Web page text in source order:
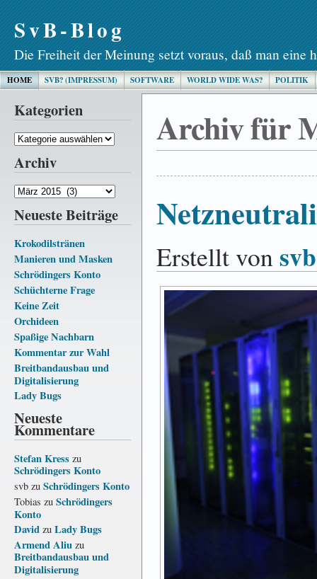
SvB-Blog
Die Freiheit der Meinung setzt voraus, daß man eine
HOME SVB? (IMPRESSUM) SOFTWARE WORLD WIDE WAS? POLITIK
Kategorien
Kategorien
Archiv
Archiv
Neueste Beiträge
Krokodilstränen
Manieren und Masken
Schrödingers Konto
Schüchterne Frage
Keine Zeit
Orchideen
Spaßige Nachbarn
Kommentar zur Wahl
Breitbandausbau und
Digitalisierung
Lady Bugs
Neueste
Kommentare
Stefan Kress zu
Schrödingers Konto
svb zu Schrödingers Konto
Tobias zu Schrödingers
Konto
David zu Lady Bugs
Armend Aliu zu
Breitbandausbau und
Digitalisierung
Archiv für
Erstellt vonsvb